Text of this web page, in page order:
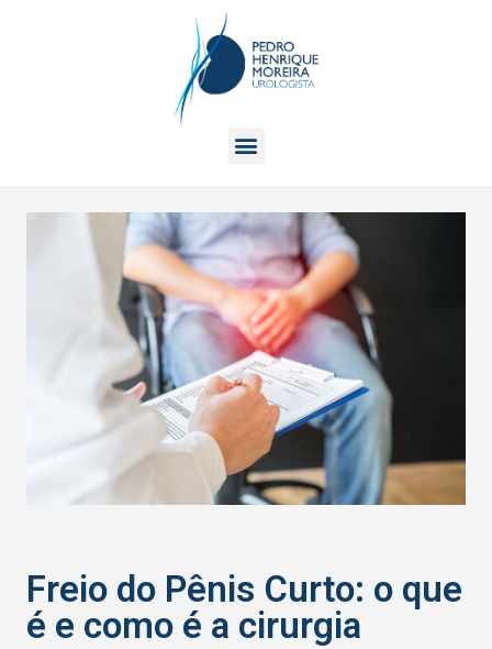
Freio do Pênis Curto: o que
é e como é a cirurgia